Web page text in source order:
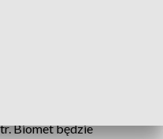
Biomet będzie